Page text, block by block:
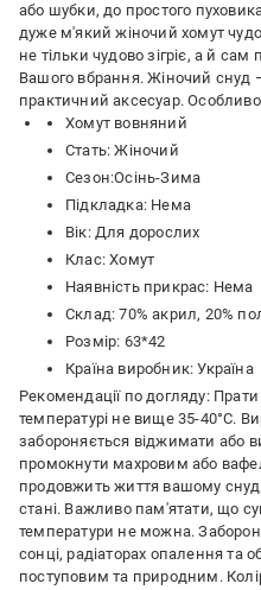
або шубки, до простого
дуже м'який жіночий хомут
не тільки чудово зігріє, а й
Вашого вбрання. Жіночий снуд
практичний аксесуар.
Хомут вовняний
Стать: Жіночий
Сезон:Осінь-Зима
Підкладка: Нема
Вік: Для дорослих
Клас: Хомут
Наявність прикрас: Нема
Склад: 70% акрил, 20%
Розмір: 63*42
Країна виробник: Україна
Рекомендації по догляду:
температурі не вище 35-40°C.
забороняється віджимати або
промокнути махровим або
продовжить життя вашому
стані. Важливо пам'ятати, що
температури не можна.
сонці, радіаторах опалення та
поступовим та природним. Колір